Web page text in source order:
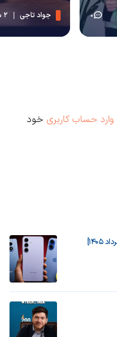
0 جواد تاجی 2 ساعت قبل
وارد حساب کاربری خود